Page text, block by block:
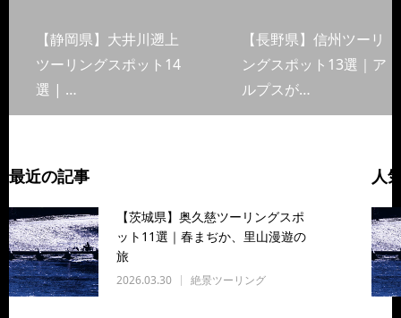
【静岡県】大井川遡上
ツーリングスポット14
選 | …
【長野県】信州ツーリ
ングスポット13選｜ア
ルプスが…
最近の記事
【茨城県】奥久慈ツーリングスポ
ット11選｜春まぢか、里山漫遊の
旅
2026.03.30 絶景ツーリング
人